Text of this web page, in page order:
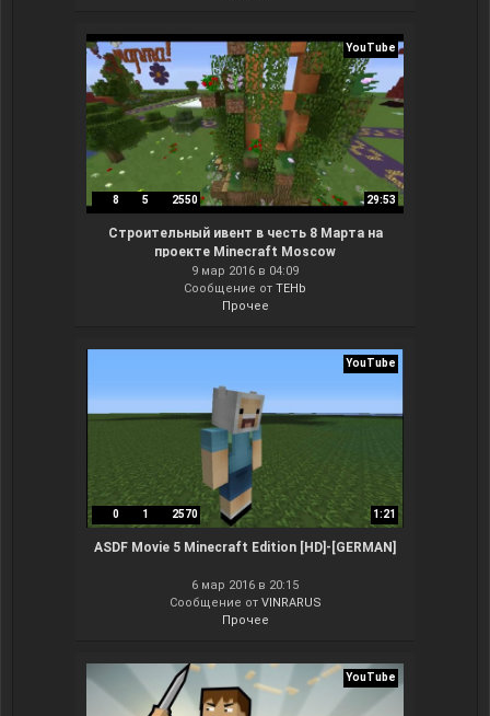
YouTube
8 5 2550 29:53
Строительный ивент в честь 8 Марта на
проекте Minecraft Moscow
9 мар 2016 в 04:09
Сообщение от TEHb
Прочее
YouTube
0 1 2570 1:21
ASDF Movie 5 Minecraft Edition [HD]-[GERMAN]
6 мар 2016 в 20:15
Сообщение от VINRARUS
Прочее
YouTube